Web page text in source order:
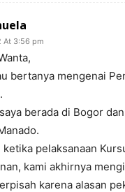
At 3:56 pm
bertanya mengenai
berada di Bogor
ketika pelaksanaan
kami akhirnya
karena alasan